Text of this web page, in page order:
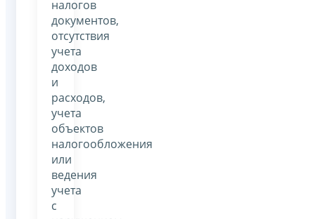
налогов
документов,
отсутствия
учета
доходов
и
расходов,
учета
объектов
налогообложения
или
ведения
учета
с